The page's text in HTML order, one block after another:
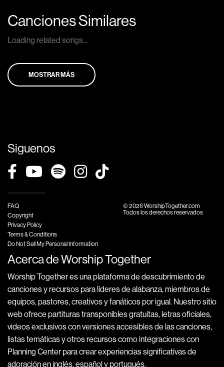
Canciones Similares
Loading related songs...
MOSTRAR MÁS
Siguenos
FAQ
Copyright
Privacy Policy
Terms & Conditions
Do Not Sell My Personal Information
© 2026 WorshipTogether.com
Todos los derechos reservados
Acerca de Worship Together
Worship Together es una plataforma de descubrimiento de
canciones y recursos para líderes de alabanza, miembros de
equipos, pastores, creativos y fanáticos por igual. Nuestro sitio
web ofrece partituras transponibles gratuitas, letras oficiales,
videos exclusivos con versiones accesibles de las canciones,
listas temáticas y otros recursos como integraciones con
Planning Center para crear experiencias significativas de
adoración en inglés, español y portugués.